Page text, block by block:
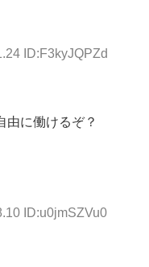
ID:F3kyJQPZd
由に働けるぞ？
ID:u0jmSZVu0